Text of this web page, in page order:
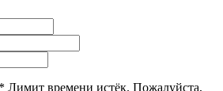
* Лимит времени истёк. Пожалуйста,